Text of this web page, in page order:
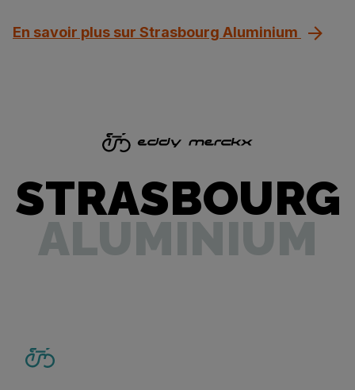
En savoir plus sur Strasbourg Aluminium
STRASBOURG
ALUMINIUM